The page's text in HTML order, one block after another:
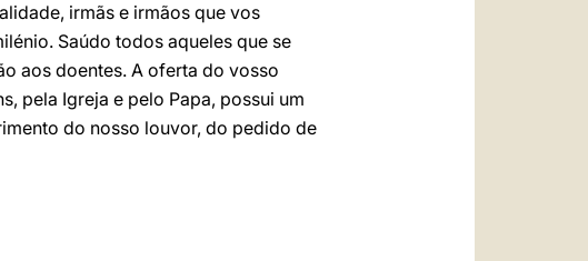
irmãs e irmãos que vos
Saúdo todos aqueles que se
aos doentes. A oferta do vosso
pela Igreja e pelo Papa, possui um
do nosso louvor, do pedido de